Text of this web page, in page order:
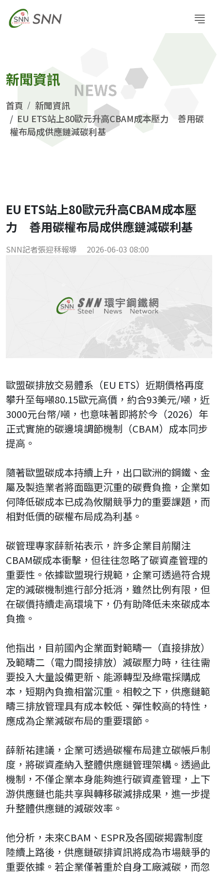
新聞資訊
首頁
新聞資訊
EU ETS站上80歐元升高CBAM成本壓力 善用碳
權布局成供應鏈減碳利基
EU ETS站上80歐元升高CBAM成本壓
力 善用碳權布局成供應鏈減碳利基
SNN記者張迎秝報導 2026-06-03 08:00
歐盟碳排放交易體系（EU ETS）近期價格再度
攀升至每噸80.15歐元高價，約合93美元/噸，近
3000元台幣/噸，也意味著即將於今（2026）年
正式實施的碳邊境調節機制（CBAM）成本同步
提高。
隨著歐盟碳成本持續上升，出口歐洲的鋼鐵、金
屬及製造業者將面臨更沉重的碳費負擔，企業如
何降低碳成本已成為攸關競爭力的重要課題，而
相對低價的碳權布局成為利基。
碳管理專家薛新祐表示，許多企業目前關注
CBAM碳成本衝擊，但往往忽略了碳資產管理的
重要性。依據歐盟現行規範，企業可透過符合規
定的減碳機制進行部分抵消，雖然比例有限，但
在碳價持續走高環境下，仍有助降低未來碳成本
負擔。
他指出，目前國內企業面對範疇一（直接排放）
及範疇二（電力間接排放）減碳壓力時，往往需
要投入大量設備更新、能源轉型及綠電採購成
本，短期內負擔相當沉重。相較之下，供應鏈範
疇三排放管理具有成本較低、彈性較高的特性，
應成為企業減碳布局的重要環節。
薛新祐建議，企業可透過碳權布局建立碳帳戶制
度，將碳資產納入整體供應鏈管理架構。透過此
機制，不僅企業本身能夠進行碳資產管理，上下
游供應鏈也能共享與轉移碳減排成果，進一步提
升整體供應鏈的減碳效率。
他分析，未來CBAM、ESPR及各國碳揭露制度
陸續上路後，供應鏈碳排資訊將成為市場競爭的
重要依據。若企業僅著重於自身工廠減碳，而忽